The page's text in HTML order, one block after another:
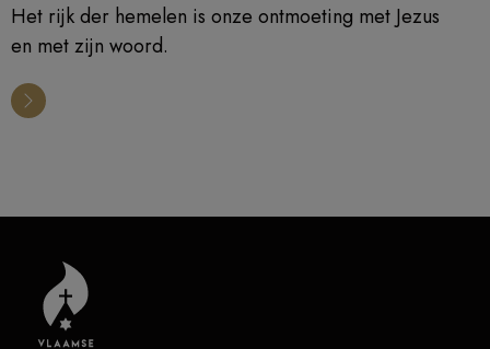
Het rijk der hemelen is onze ontmoeting met Jezus
en met zijn woord.